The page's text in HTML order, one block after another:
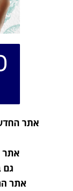
אתר
אתר
גם
אתר